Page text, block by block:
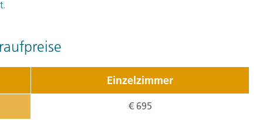
Heute ist der Weg das
Einzelzimmer
€ 695